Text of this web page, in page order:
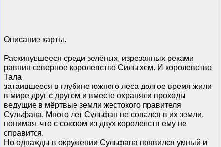
Описание карты.
Раскинувшееся среди зелёных, изрезанных реками
равнин северное королевство Сильгхем. И королевство
Тала
затаившееся в глубине южного леса долгое время жили
в мире друг с другом и вместе охраняли проходы
ведущие в мёртвые земли жестокого правителя
Сульфана. Много лет Сульфан не совался в их земли,
понимая, что с союзом из двух королевств ему не
справится.
Но однажды в окружении Сульфана появился умный и